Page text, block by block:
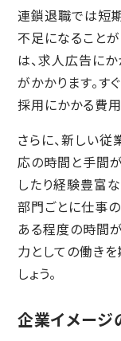
連鎖退職では短
不足になること
は、求人広告に
がかかります。
採用にかかる費用
さらに、新しい
応の時間と手間
したり経験豊富
部門ごとに仕事
ある程度の時間
力としての働き
しょう。
企業イメージ